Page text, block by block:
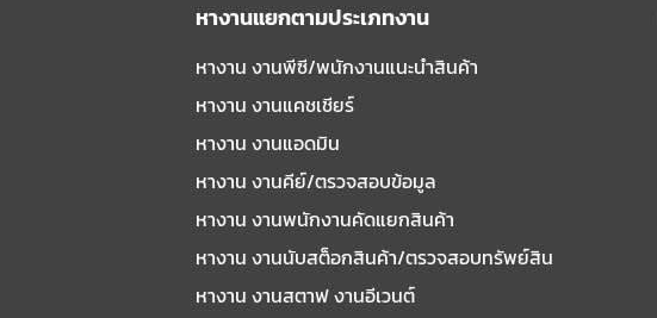
หางานแยกตามประเภทงาน
หางาน งานพีซี/พนักงานแนะนําสินค้า
หางาน งานแคชเชียร์
หางาน งานแอดมิน
หางาน งานคีย์/ตรวจสอบข้อมูล
หางาน งานพนักงานคัดแยกสินค้า
หางาน งานนับสต็อกสินค้า/ตรวจสอบทรัพย์สิน
หางาน งานสตาฟ งานอีเวนต์